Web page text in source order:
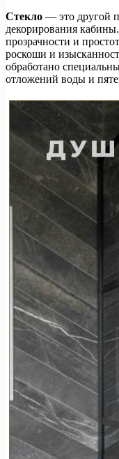
Стекло — это другой
декорирования
прозрачности и
роскоши и
обработано
отложений воды и